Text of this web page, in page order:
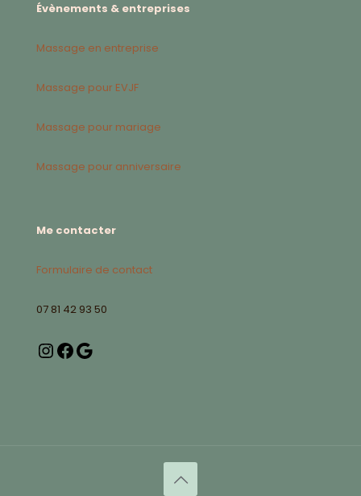
Évènements & entreprises
Massage en entreprise
Massage pour EVJF
Massage pour mariage
Massage pour anniversaire
Me contacter
Formulaire de contact
07 81 42 93 50